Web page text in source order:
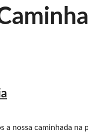
a nossa caminhada